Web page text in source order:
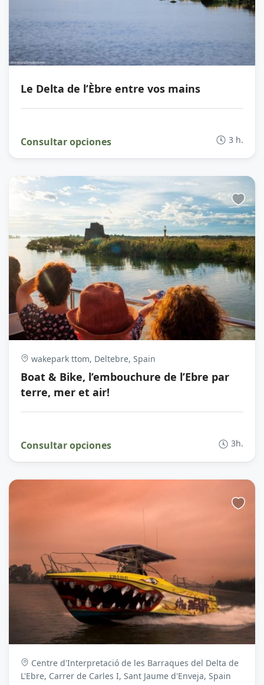
Le Delta de l’Èbre entre vos mains
Consultar opciones 3 h.
wakepark ttom, Deltebre, Spain
Boat & Bike, l’embouchure de l’Ebre par
terre, mer et air!
Consultar opciones 3h.
Centre d'Interpretació de les Barraques del Delta de
L'Ebre, Carrer de Carles I, Sant Jaume d'Enveja, Spain